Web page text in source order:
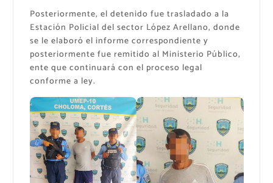
Posteriormente, el detenido fue trasladado a la
Estación Policial del sector López Arellano, donde
se le elaboró el informe correspondiente y
posteriormente fue remitido al Ministerio Público,
ente que continuará con el proceso legal
conforme a ley.